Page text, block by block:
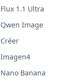
Flux 1.1 Ultra
Qwen Image
Créer
Imagen4
Nano Banana